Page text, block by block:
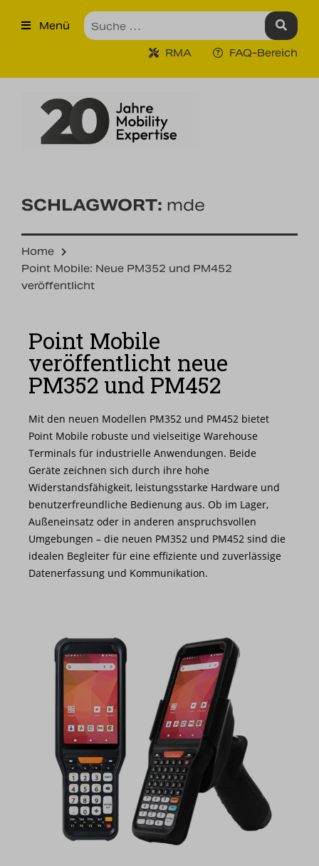
×
Robuste Industrie-Tablet PCs
Ruggedized Industrie
Handhelds
Unsere Leistungen
Nachrichten
Karriere
Menü
RMA FAQ-Bereich
SCHLAGWORT: mde
Home
Point Mobile: Neue PM352 und PM452
veröffentlicht
Point Mobile
veröffentlicht neue
PM352 und PM452
Mit den neuen Modellen PM352 und PM452 bietet
Point Mobile robuste und vielseitige Warehouse
Terminals für industrielle Anwendungen. Beide
Geräte zeichnen sich durch ihre hohe
Widerstandsfähigkeit, leistungsstarke Hardware und
benutzerfreundliche Bedienung aus. Ob im Lager,
Außeneinsatz oder in anderen anspruchsvollen
Umgebungen – die neuen PM352 und PM452 sind die
idealen Begleiter für eine effiziente und zuverlässige
Datenerfassung und Kommunikation.